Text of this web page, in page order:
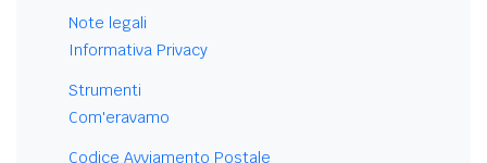
Note legali
Informativa Privacy
Strumenti
Com'eravamo
Codice Avviamento Postale